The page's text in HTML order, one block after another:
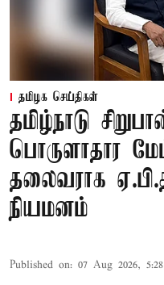
தமிழக செய்திகள்
தமிழ்நாடு
பொருளாதார
தலைவராக
நியமனம்
Published on: 07 Aug 2026,